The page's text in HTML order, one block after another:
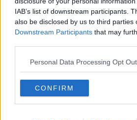
IAB’s list of downstream participants.
also be disclosed by us to third parties
Downstream Participants that may
Personal Data Processing Opt
CONFIRM
degli edifici sono la testimonianza della
nostri luoghi. Il faro è simbolo e punto di
per una Comunità".